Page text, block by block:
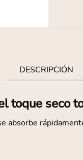
DESCRIPCIÓN
toque seco
absorbe